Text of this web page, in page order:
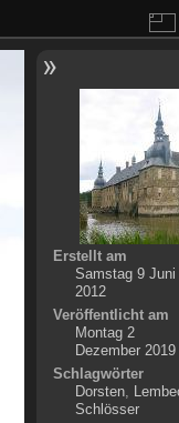
Erstellt am
Samstag 9 Juni
2012
Veröffentlicht am
Montag 2
Dezember 2019
Schlagwörter
Dorsten,
Schlösser